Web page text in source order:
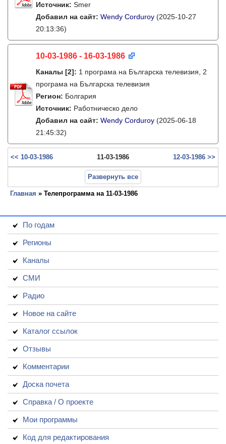
Источник: Smer
Добавил на сайт: Wendy Corduroy (2025-10-27
20:13:36)
10-03-1986 - 16-03-1986
Каналы [2]: 1 програма на Българска телевизия, 2
програма на Българска телевизия
Регион: Болгария
Источник: Работническо дело
Добавил на сайт: Wendy Corduroy (2025-06-18
21:45:32)
<< 10-03-1986 11-03-1986 12-03-1986 >>
Развернуть все
Главная » Телепрограмма на 11-03-1986
По годам
Регионы
Каналы
СМИ
Радио
Новое на сайте
Каталог ссылок
Отзывы
Комментарии
Доска почета
Справка / О проекте
Мои программы
Код для редактирования